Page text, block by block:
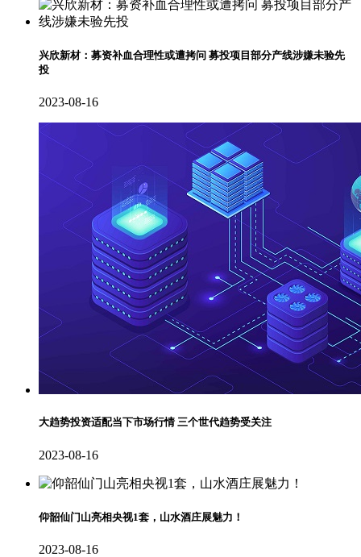
兴欣新材：募资补血合理性或遭拷问 募投项目部分产线涉嫌未验先
投
2023-08-16
大趋势投资适配当下市场行情 三个世代趋势受关注
2023-08-16
仰韶仙门山亮相央视1套，山水酒庄展魅力！
2023-08-16